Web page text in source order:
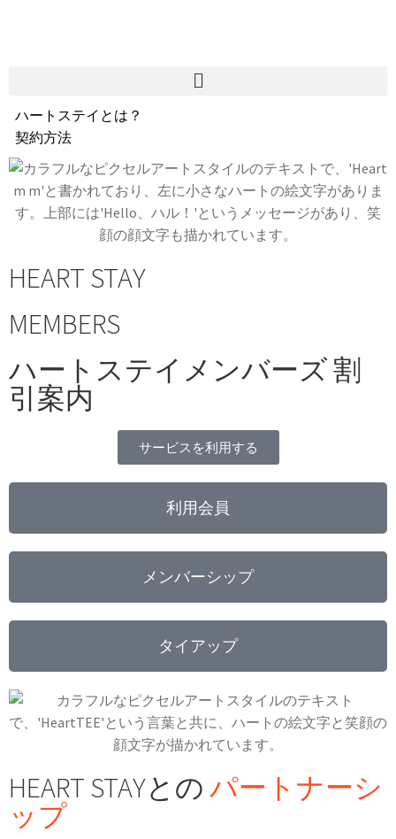
ハートステイとは？
契約方法
韓国不動産情報
サービス費用
よくある質問
Heartee
HEART STAY
MEMBERS
ハートステイメンバーズ 割
引案内
サービスを利用する
利用会員
メンバーシップ
タイアップ
HEART STAYとの パートナーシ
ップ